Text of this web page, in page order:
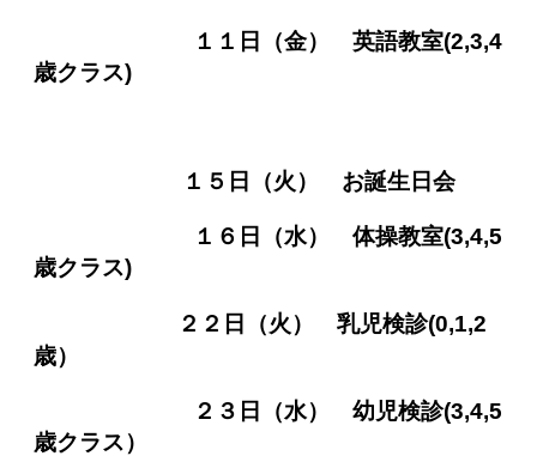
１１日（金） 英語教室(2,3,4
歳クラス)
１５日（火） お誕生日会
１６日（水） 体操教室(3,4,5
歳クラス)
２２日（火） 乳児検診(0,1,2
歳）
２３日（水） 幼児検診(3,4,5
歳クラス）